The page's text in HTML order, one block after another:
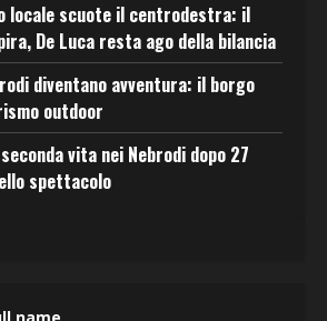
locale scuote il centrodestra: il
De Luca resta ago della bilancia
diventano avventura: il borgo
outdoor
vita nei Nebrodi dopo 27
spettacolo